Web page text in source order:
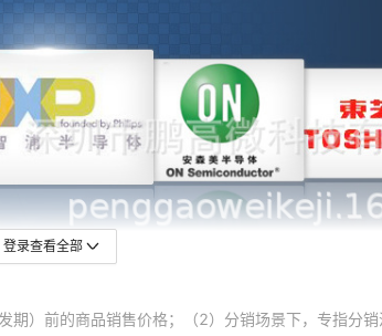
登录查看全部
期）前的商品销售价格；（2）分销场景下，专指分